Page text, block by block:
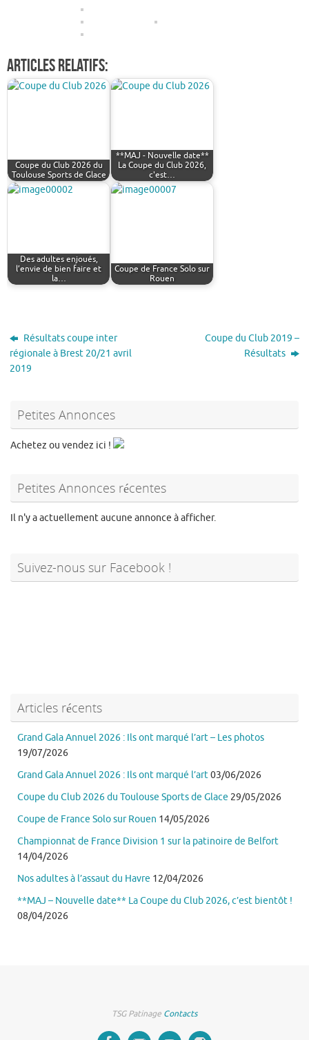
Articles relatifs:
Coupe du Club 2026 du
Toulouse Sports de Glace
**MAJ - Nouvelle date**
La Coupe du Club 2026,
c'est…
Des adultes enjoués,
l’envie de bien faire et
la…
Coupe de France Solo sur
Rouen
Résultats coupe inter
régionale à Brest 20/21 avril
2019
Coupe du Club 2019 –
Résultats
Petites Annonces
Achetez ou vendez ici !
Petites Annonces récentes
Il n'y a actuellement aucune annonce à afficher.
Suivez-nous sur Facebook !
Articles récents
Grand Gala Annuel 2026 : Ils ont marqué l’art – Les photos
19/07/2026
Grand Gala Annuel 2026 : Ils ont marqué l’art03/06/2026
Coupe du Club 2026 du Toulouse Sports de Glace 29/05/2026
Coupe de France Solo sur Rouen 14/05/2026
Championnat de France Division 1 sur la patinoire de Belfort
14/04/2026
Nos adultes à l’assaut du Havre 12/04/2026
**MAJ – Nouvelle date** La Coupe du Club 2026, c’est bientôt !
08/04/2026
TSG Patinage Contacts